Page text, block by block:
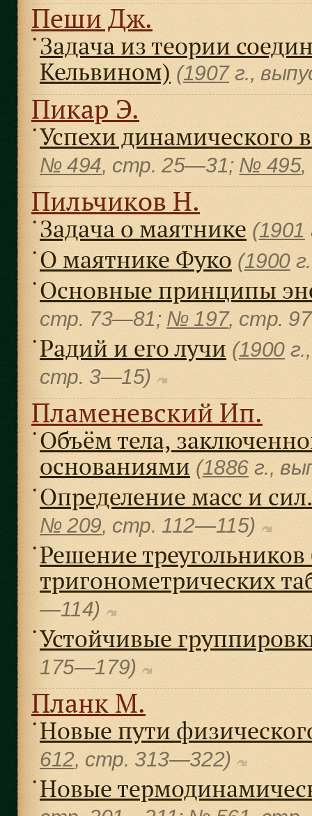
Пеши Дж.
● Задача из теории
Кельвином) (1907г.,
Пикар Э.
● Успехи динамического
№ 494, cтр. 25—31; № 495,
Пильчиков Н.
● Задача о маятнике (1901
● О маятнике Фуко (1900
● Основные принципы
cтр. 73—81; № 197, cтр.
● Радий и его лучи (1900
cтр. 3—15)
Пламеневский Ип.
● Объём тела,
основаниями (1886 г.,
● Определение масс и
№ 209, cтр. 112—115)
● Решение
тригонометрических
—114)
● Устойчивые
175—179)
Планк М.
● Новые пути
612, cтр. 313—322)
● Новые